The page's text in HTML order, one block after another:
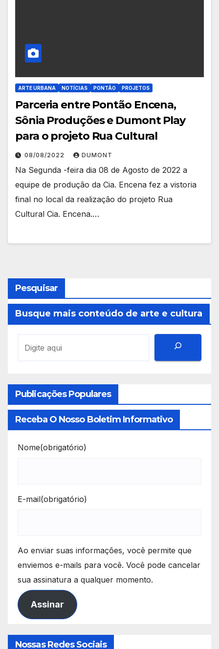
ARTE URBANA NOTÍCIAS PONTÃO PROJETOS
Parceria entre Pontão Encena,
Sônia Produções e Dumont Play
para o projeto Rua Cultural
08/08/2022 DUMONT
Na Segunda -feira dia 08 de Agosto de 2022 a
equipe de produção da Cia. Encena fez a vistoria
final no local da realização do projeto Rua
Cultural Cia. Encena.…
Pesquisar
Busque mais conteúdo de arte e cultura
Publicações Populares
Receba O Nosso Boletim Informativo
Nome(obrigatório)
E-mail(obrigatório)
Ao enviar suas informações, você permite que
enviemos e-mails para você. Você pode cancelar
sua assinatura a qualquer momento.
Assinar
Nossas Redes Sociais